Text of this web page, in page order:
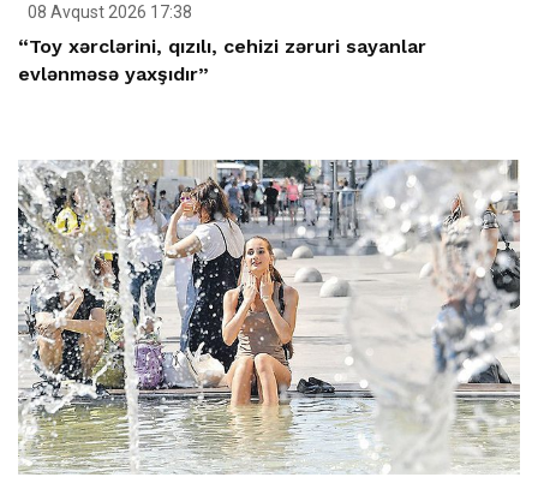
08 Avqust 2026 17:38
“Toy xərclərini, qızılı, cehizi zəruri sayanlar
evlənməsə yaxşıdır”